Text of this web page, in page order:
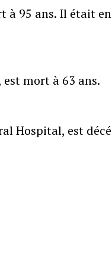
à 95 ans. Il était en
mort à 63 ans.
Hospital, est